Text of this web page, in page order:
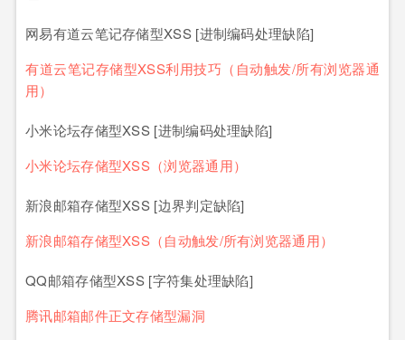
网易有道云笔记存储型XSS [进制编码处理缺陷]
有道云笔记存储型XSS利用技巧（自动触发/所有浏览器通
用）
小米论坛存储型XSS [进制编码处理缺陷]
小米论坛存储型XSS（浏览器通用）
新浪邮箱存储型XSS [边界判定缺陷]
新浪邮箱存储型XSS（自动触发/所有浏览器通用）
QQ邮箱存储型XSS [字符集处理缺陷]
腾讯邮箱邮件正文存储型漏洞